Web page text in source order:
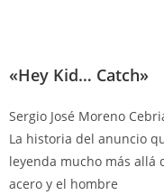
«Hey Kid… Catch»
Sergio José Moreno
La historia del anuncio
leyenda mucho más allá
acero y el hombre